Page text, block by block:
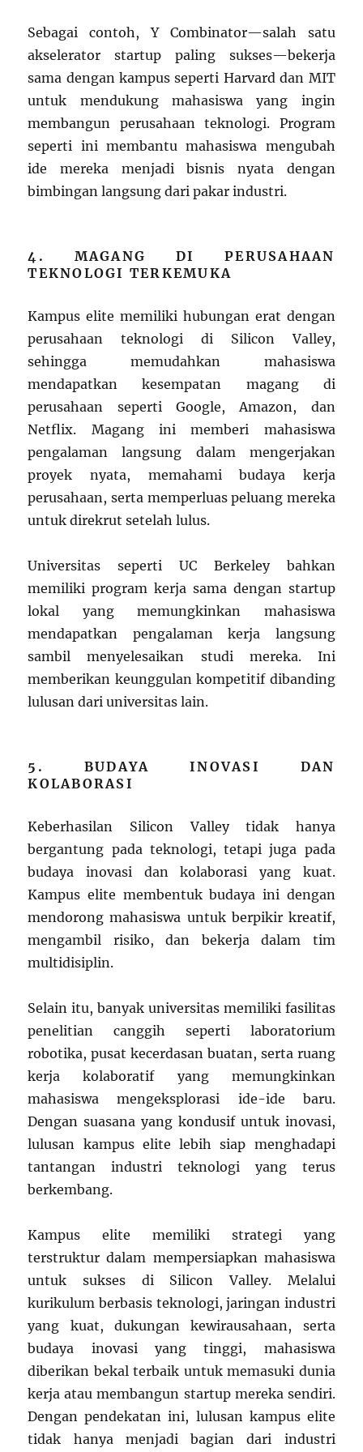
Sebagai contoh, Y Combinator—salah satu
akselerator startup paling sukses—bekerja
sama dengan kampus seperti Harvard dan MIT
untuk mendukung mahasiswa yang ingin
membangun perusahaan teknologi. Program
seperti ini membantu mahasiswa mengubah
ide mereka menjadi bisnis nyata dengan
bimbingan langsung dari pakar industri.
4. MAGANG DI PERUSAHAAN
TEKNOLOGI TERKEMUKA
Kampus elite memiliki hubungan erat dengan
perusahaan teknologi di Silicon Valley,
sehingga memudahkan mahasiswa
mendapatkan kesempatan magang di
perusahaan seperti Google, Amazon, dan
Netflix. Magang ini memberi mahasiswa
pengalaman langsung dalam mengerjakan
proyek nyata, memahami budaya kerja
perusahaan, serta memperluas peluang mereka
untuk direkrut setelah lulus.
Universitas seperti UC Berkeley bahkan
memiliki program kerja sama dengan startup
lokal yang memungkinkan mahasiswa
mendapatkan pengalaman kerja langsung
sambil menyelesaikan studi mereka. Ini
memberikan keunggulan kompetitif dibanding
lulusan dari universitas lain.
5. BUDAYA INOVASI DAN
KOLABORASI
Keberhasilan Silicon Valley tidak hanya
bergantung pada teknologi, tetapi juga pada
budaya inovasi dan kolaborasi yang kuat.
Kampus elite membentuk budaya ini dengan
mendorong mahasiswa untuk berpikir kreatif,
mengambil risiko, dan bekerja dalam tim
multidisiplin.
Selain itu, banyak universitas memiliki fasilitas
penelitian canggih seperti laboratorium
robotika, pusat kecerdasan buatan, serta ruang
kerja kolaboratif yang memungkinkan
mahasiswa mengeksplorasi ide-ide baru.
Dengan suasana yang kondusif untuk inovasi,
lulusan kampus elite lebih siap menghadapi
tantangan industri teknologi yang terus
berkembang.
Kampus elite memiliki strategi yang
terstruktur dalam mempersiapkan mahasiswa
untuk sukses di Silicon Valley. Melalui
kurikulum berbasis teknologi, jaringan industri
yang kuat, dukungan kewirausahaan, serta
budaya inovasi yang tinggi, mahasiswa
diberikan bekal terbaik untuk memasuki dunia
kerja atau membangun startup mereka sendiri.
Dengan pendekatan ini, lulusan kampus elite
tidak hanya menjadi bagian dari industri